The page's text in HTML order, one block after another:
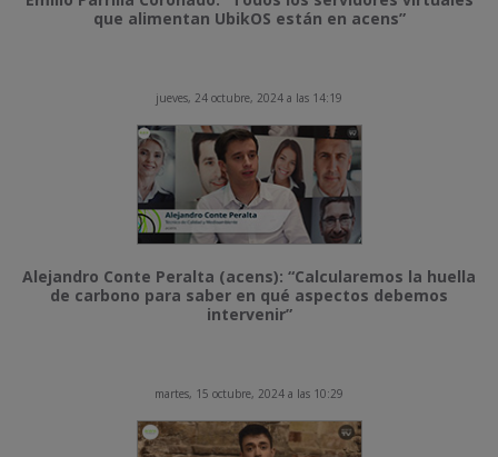
que alimentan UbikOS están en acens”
jueves, 24 octubre, 2024 a las 14:19
Alejandro Conte Peralta (acens): “Calcularemos la huella
de carbono para saber en qué aspectos debemos
intervenir”
martes, 15 octubre, 2024 a las 10:29